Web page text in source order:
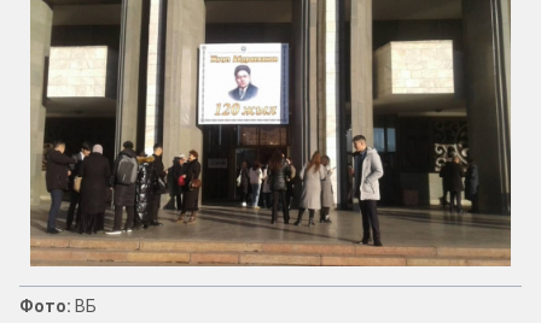
Фото: ВБ